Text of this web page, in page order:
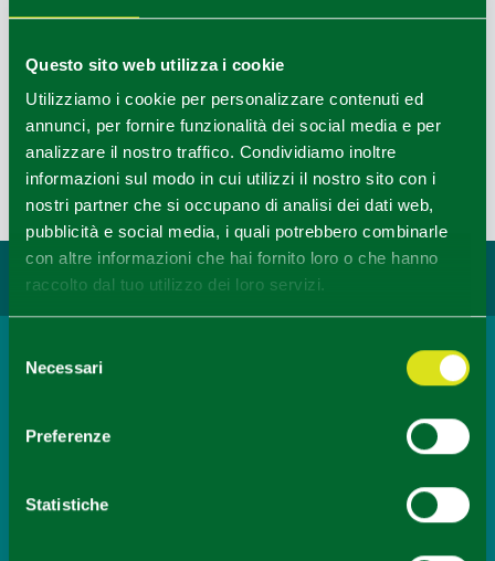
Questo sito web utilizza i cookie
Utilizziamo i cookie per personalizzare contenuti ed
annunci, per fornire funzionalità dei social media e per
analizzare il nostro traffico. Condividiamo inoltre
informazioni sul modo in cui utilizzi il nostro sito con i
nostri partner che si occupano di analisi dei dati web,
pubblicità e social media, i quali potrebbero combinarle
con altre informazioni che hai fornito loro o che hanno
raccolto dal tuo utilizzo dei loro servizi.
delNecessari
Preferenze
Statistiche
Leaflet Powered byGeoapify|© OpenMapTiles© OpenStreetMap
Ultimo aggiornamento 13/07/2020
Potrebbe interessarti...